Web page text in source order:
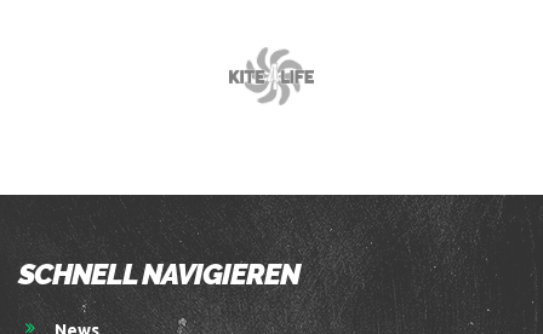
SCHNELL NAVIGIEREN